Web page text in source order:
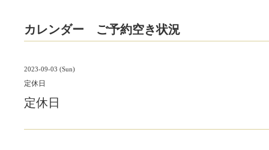
カレンダー ご予約空き状況
2023-09-03 (Sun)
定休日
定休日